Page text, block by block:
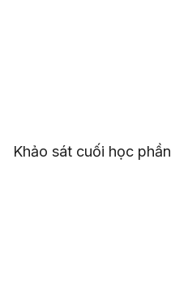
Khảo sát cuối học phần